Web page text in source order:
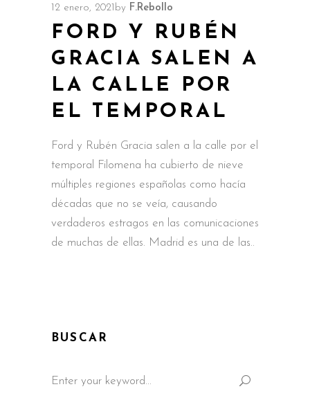
12 enero, 2021 by F.Rebollo
FORD Y RUBÉN
GRACIA SALEN A
LA CALLE POR
EL TEMPORAL
Ford y Rubén Gracia salen a la calle por el
temporal Filomena ha cubierto de nieve
múltiples regiones españolas como hacía
décadas que no se veía, causando
verdaderos estragos en las comunicaciones
de muchas de ellas. Madrid es una de las
BUSCAR
for: